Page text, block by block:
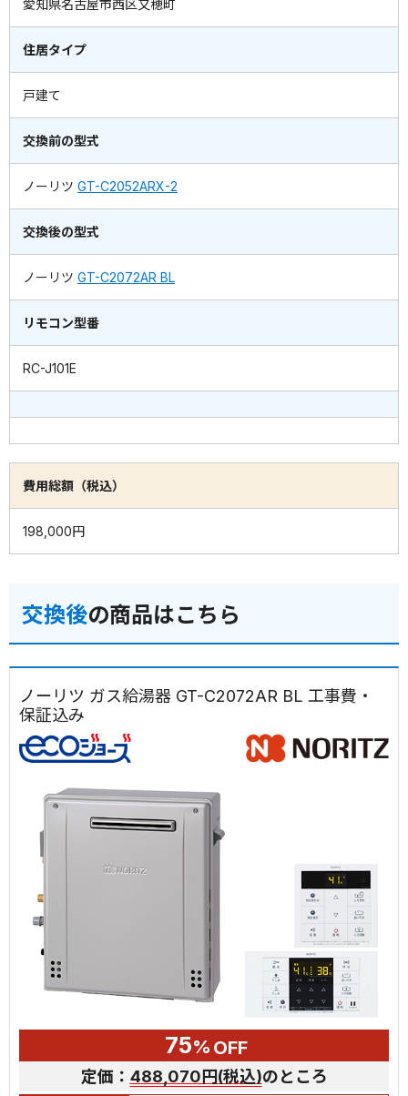
愛知県名古屋市西区又穂町
住居タイプ
戸建て
交換前の型式
ノーリツ GT-C2052ARX-2
交換後の型式
ノーリツ GT-C2072AR BL
リモコン型番
RC-J101E
費用総額（税込）
198,000円
交換後の商品はこちら
ノーリツ ガス給湯器 GT-C2072AR BL 工事費・
保証込み
75% OFF
定価： 488,070円(税込)のところ